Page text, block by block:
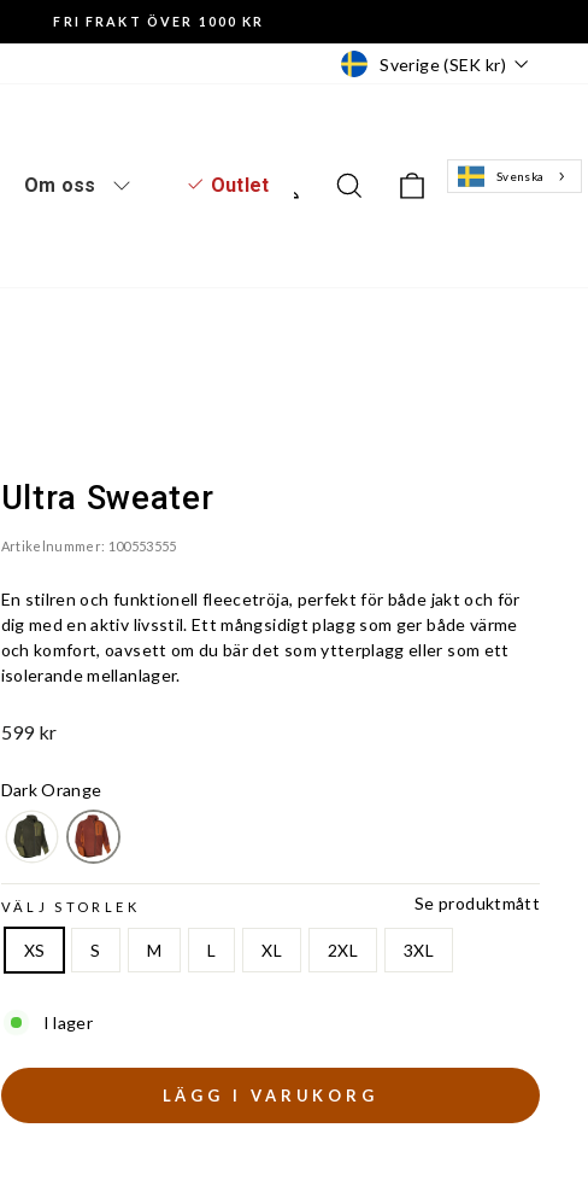
FRI FRAKT ÖVER 1000 KR
Valuta
Sverige (SEK kr)
Om oss Outlet Logga inSök Varukorg
Svenska
Ultra Sweater
Artikelnummer: 100553555
En stilren och funktionell fleecetröja, perfekt för både jakt och för
dig med en aktiv livsstil. Ett mångsidigt plagg som ger både värme
och komfort, oavsett om du bär det som ytterplagg eller som ett
isolerande mellanlager.
Ord.
599 kr
Dark Orange
Se produktmått
VÄLJ STORLEK
XS S M L XL 2XL 3XL
I lager
LÄGG I VARUKORG